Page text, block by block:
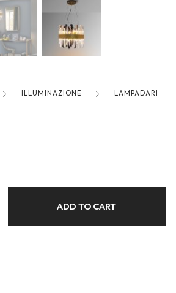
Community
Blog
ILLUMINAZIONE LAMPADARI
ADD TO CART